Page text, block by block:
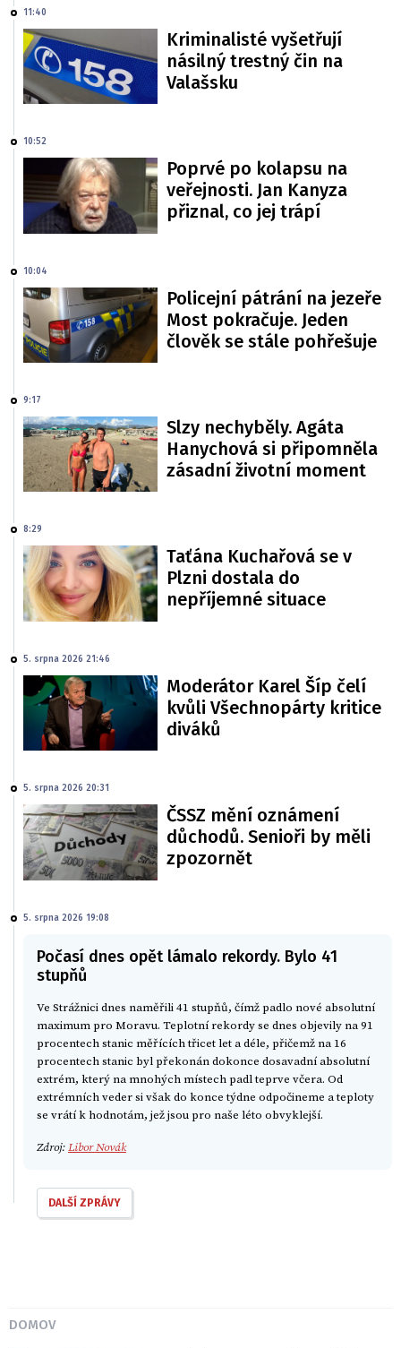
11:40
Kriminalisté vyšetřují
násilný trestný čin na
Valašsku
10:52
Poprvé po kolapsu na
veřejnosti. Jan Kanyza
přiznal, co jej trápí
10:04
Policejní pátrání na jezeře
Most pokračuje. Jeden
člověk se stále pohřešuje
9:17
Slzy nechyběly. Agáta
Hanychová si připomněla
zásadní životní moment
8:29
Taťána Kuchařová se v
Plzni dostala do
nepříjemné situace
5. srpna 2026 21:46
Moderátor Karel Šíp čelí
kvůli Všechnopárty kritice
diváků
5. srpna 2026 20:31
ČSSZ mění oznámení
důchodů. Senioři by měli
zpozornět
5. srpna 2026 19:08
Počasí dnes opět lámalo rekordy. Bylo 41
stupňů
Ve Strážnici dnes naměřili 41 stupňů, čímž padlo nové absolutní
maximum pro Moravu. Teplotní rekordy se dnes objevily na 91
procentech stanic měřících třicet let a déle, přičemž na 16
procentech stanic byl překonán dokonce dosavadní absolutní
extrém, který na mnohých místech padl teprve včera. Od
extrémních veder si však do konce týdne odpočineme a teploty
se vrátí k hodnotám, jež jsou pro naše léto obvyklejší.
Zdroj:Libor Novák
DALŠÍ ZPRÁVY
DOMOV